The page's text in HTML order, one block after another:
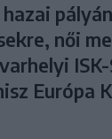
női
ISK-
Európa